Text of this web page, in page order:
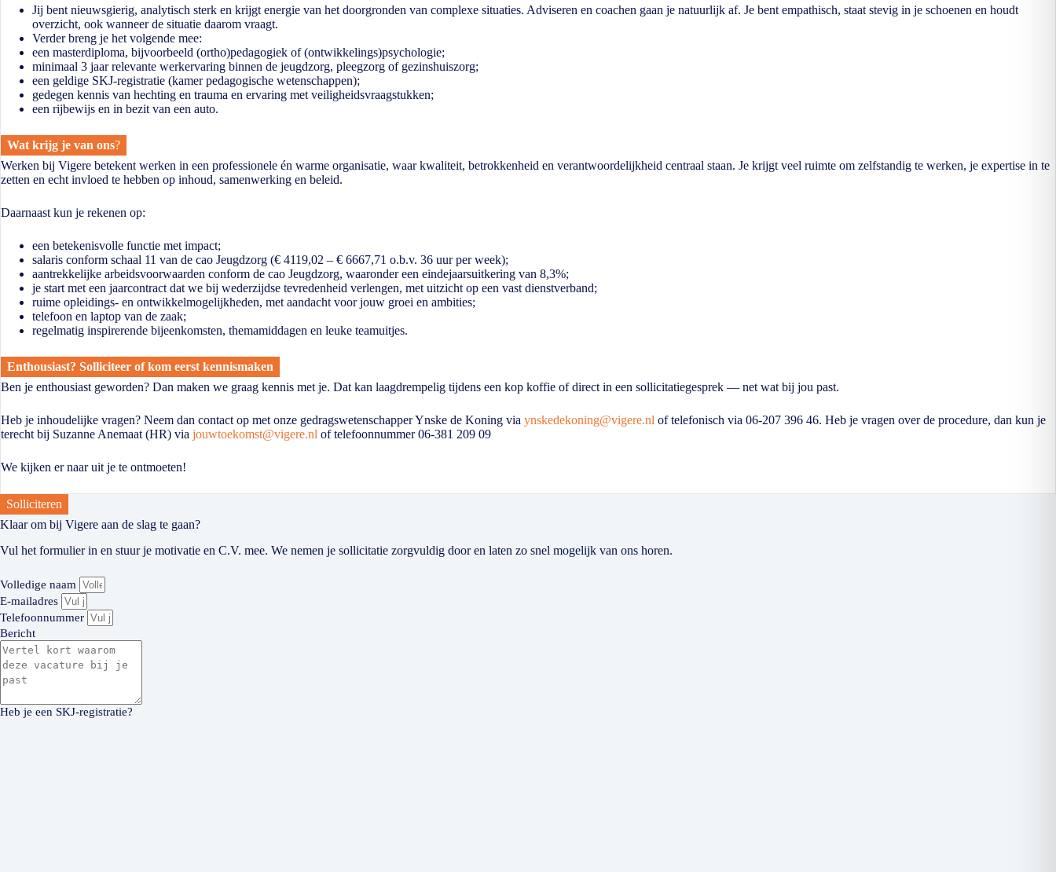
Jij bent nieuwsgierig, analytisch sterk en krijgt energie van het doorgronden van complexe situaties. Adviseren en coachen gaan je natuurlijk af. Je bent empathisch, staat stevig in je schoenen en houdt
overzicht, ook wanneer de situatie daarom vraagt.
Verder breng je het volgende mee:
een masterdiploma, bijvoorbeeld (ortho)pedagogiek of (ontwikkelings)psychologie;
minimaal 3 jaar relevante werkervaring binnen de jeugdzorg, pleegzorg of gezinshuiszorg;
een geldige SKJ-registratie (kamer pedagogische wetenschappen);
gedegen kennis van hechting en trauma en ervaring met veiligheidsvraagstukken;
een rijbewijs en in bezit van een auto.
Wat krijg je van ons?
Werken bij Vigere betekent werken in een professionele én warme organisatie, waar kwaliteit, betrokkenheid en verantwoordelijkheid centraal staan. Je krijgt veel ruimte om zelfstandig te werken, je expertise in te
zetten en echt invloed te hebben op inhoud, samenwerking en beleid.
Daarnaast kun je rekenen op:
een betekenisvolle functie met impact;
salaris conform schaal 11 van de cao Jeugdzorg (€ 4119,02 – € 6667,71 o.b.v. 36 uur per week);
aantrekkelijke arbeidsvoorwaarden conform de cao Jeugdzorg, waaronder een eindejaarsuitkering van 8,3%;
je start met een jaarcontract dat we bij wederzijdse tevredenheid verlengen, met uitzicht op een vast dienstverband;
ruime opleidings- en ontwikkelmogelijkheden, met aandacht voor jouw groei en ambities;
telefoon en laptop van de zaak;
regelmatig inspirerende bijeenkomsten, themamiddagen en leuke teamuitjes.
Enthousiast? Solliciteer of kom eerst kennismaken
Ben je enthousiast geworden? Dan maken we graag kennis met je. Dat kan laagdrempelig tijdens een kop koffie of direct in een sollicitatiegesprek — net wat bij jou past.
Heb je inhoudelijke vragen? Neem dan contact op met onze gedragswetenschapper Ynske de Koning via ynskedekoning@vigere.nl of telefonisch via 06-207 396 46. Heb je vragen over de procedure, dan kun je
terecht bij Suzanne Anemaat (HR) via jouwtoekomst@vigere.nl of telefoonnummer 06-381 209 09
We kijken er naar uit je te ontmoeten!
Solliciteren
Klaar om bij Vigere aan de slag te gaan?
Vul het formulier in en stuur je motivatie en C.V. mee. We nemen je sollicitatie zorgvuldig door en laten zo snel mogelijk van ons horen.
Volledige naam
E-mailadres
Telefoonnummer
Bericht
Heb je een SKJ-registratie?